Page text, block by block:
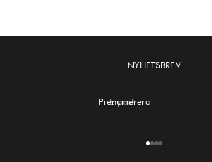
NYHETSBREV
E-post
Prenumerera